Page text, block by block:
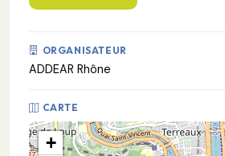
ORGANISATEUR
ADDEAR Rhône
CARTE
+